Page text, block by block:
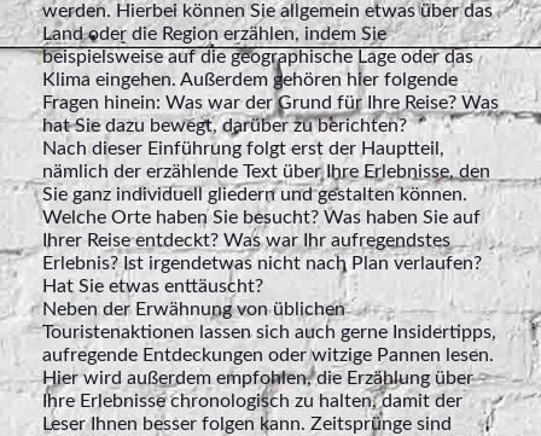
werden. Hierbei können Sie allgemein etwas über das
Land oder die Region erzählen, indem Sie
beispielsweise auf die geographische Lage oder das
Klima eingehen. Außerdem gehören hier folgende
Fragen hinein: Was war der Grund für Ihre Reise? Was
hat Sie dazu bewegt, darüber zu berichten?
Nach dieser Einführung folgt erst der Hauptteil,
nämlich der erzählende Text über Ihre Erlebnisse, den
Sie ganz individuell gliedern und gestalten können.
Welche Orte haben Sie besucht? Was haben Sie auf
Ihrer Reise entdeckt? Was war Ihr aufregendstes
Erlebnis? Ist irgendetwas nicht nach Plan verlaufen?
Hat Sie etwas enttäuscht?
Neben der Erwähnung von üblichen
Touristenaktionen lassen sich auch gerne Insidertipps,
aufregende Entdeckungen oder witzige Pannen lesen.
Hier wird außerdem empfohlen, die Erzählung über
Ihre Erlebnisse chronologisch zu halten, damit der
Leser Ihnen besser folgen kann. Zeitsprünge sind